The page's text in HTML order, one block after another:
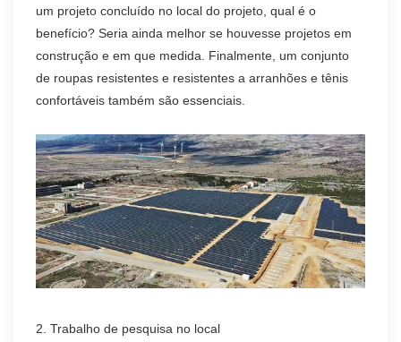
um projeto concluído no local do projeto, qual é o
benefício? Seria ainda melhor se houvesse projetos em
construção e em que medida. Finalmente, um conjunto
de roupas resistentes e resistentes a arranhões e tênis
confortáveis também são essenciais.
2. Trabalho de pesquisa no local